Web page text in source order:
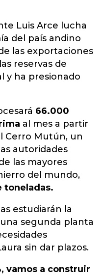
Luis Arce lucha
del país andino
las exportaciones
reservas de
y ha presionado
66.000
al mes a partir
Cerro Mutún, un
autoridades
las mayores
del mundo,
toneladas.
estudiarán la
segunda planta
sin dar plazos.
vamos a construir